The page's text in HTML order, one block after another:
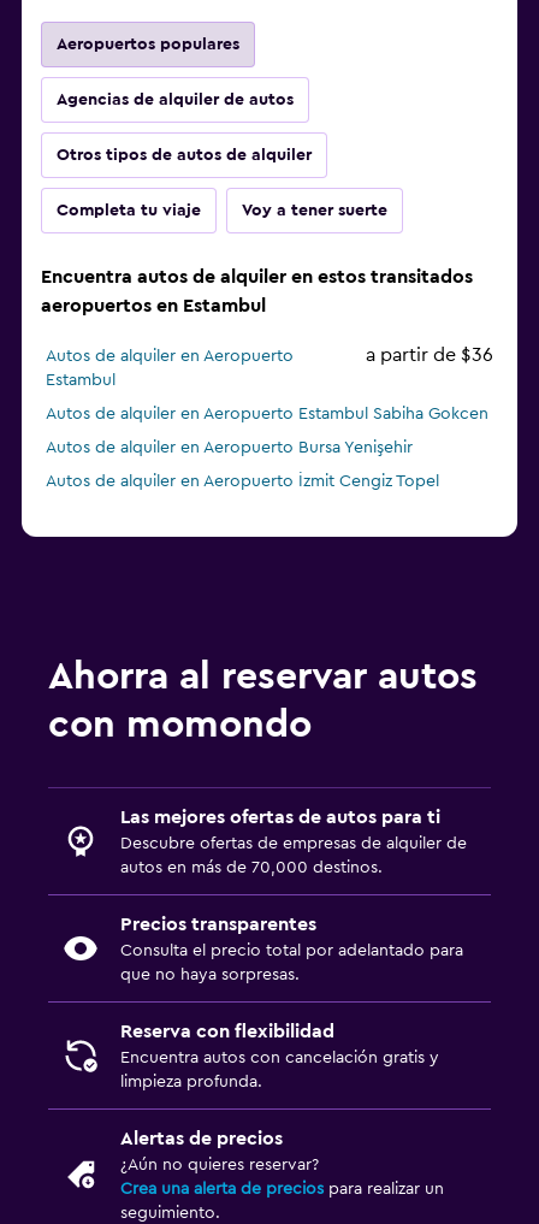
Aeropuertos populares
Agencias de alquiler de autos
Otros tipos de autos de alquiler
Completa tu viaje Voy a tener suerte
Encuentra autos de alquiler en estos transitados
aeropuertos en Estambul
Autos de alquiler en Aeropuerto
Estambul
a partir de $36
Autos de alquiler en Aeropuerto Estambul Sabiha Gokcen
Autos de alquiler en Aeropuerto Bursa Yenişehir
Autos de alquiler en Aeropuerto İzmit Cengiz Topel
Ahorra al reservar autos
con momondo
Las mejores ofertas de autos para ti
Descubre ofertas de empresas de alquiler de
autos en más de 70,000 destinos.
Precios transparentes
Consulta el precio total por adelantado para
que no haya sorpresas.
Reserva con flexibilidad
Encuentra autos con cancelación gratis y
limpieza profunda.
Alertas de precios
¿Aún no quieres reservar?
Crea una alerta de precios para realizar un
seguimiento.